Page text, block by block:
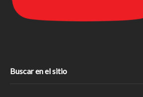
Buscar en el sitio